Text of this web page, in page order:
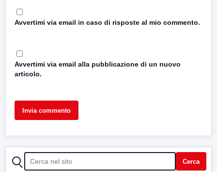
Avvertimi via email in caso di risposte al mio commento.
Avvertimi via email alla pubblicazione di un nuovo
articolo.
CERCA Cerca